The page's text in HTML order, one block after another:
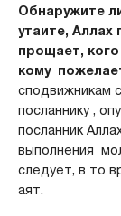
Обнаружите
утаите,
прощает,
кому
сподвижникам
посланнику ,
посланник
выполнения
следует, в то
аят.